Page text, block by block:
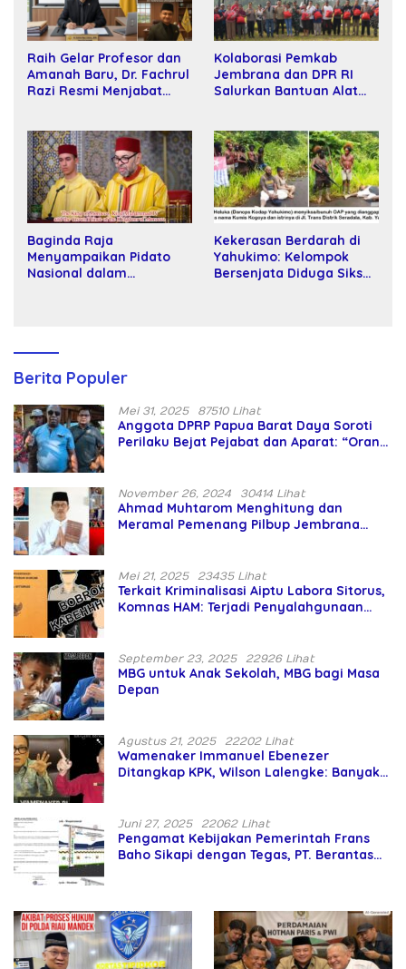
Raih Gelar Profesor dan
Amanah Baru, Dr. Fachrul
Razi Resmi Menjabat
Kolaborasi Pemkab
Jembrana dan DPR RI
Salurkan Bantuan Alat
Baginda Raja
Menyampaikan Pidato
Nasional dalam
Kekerasan Berdarah di
Yahukimo: Kelompok
Bersenjata Diduga Siksa
Berita Populer
Mei 31, 2025 87510 Lihat
Anggota DPRP Papua Barat Daya Soroti
Perilaku Bejat Pejabat dan Aparat: “Orang
November 26, 2024 30414 Lihat
Ahmad Muhtarom Menghitung dan
Meramal Pemenang Pilbup Jembrana
Mei 21, 2025 23435 Lihat
Terkait Kriminalisasi Aiptu Labora Sitorus,
Komnas HAM: Terjadi Penyalahgunaan
September 23, 2025 22926 Lihat
MBG untuk Anak Sekolah, MBG bagi Masa
Depan
Agustus 21, 2025 22202 Lihat
Wamenaker Immanuel Ebenezer
Ditangkap KPK, Wilson Lalengke: Banyak
Juni 27, 2025 22062 Lihat
Pengamat Kebijakan Pemerintah Frans
Baho Sikapi dengan Tegas, PT. Berantas